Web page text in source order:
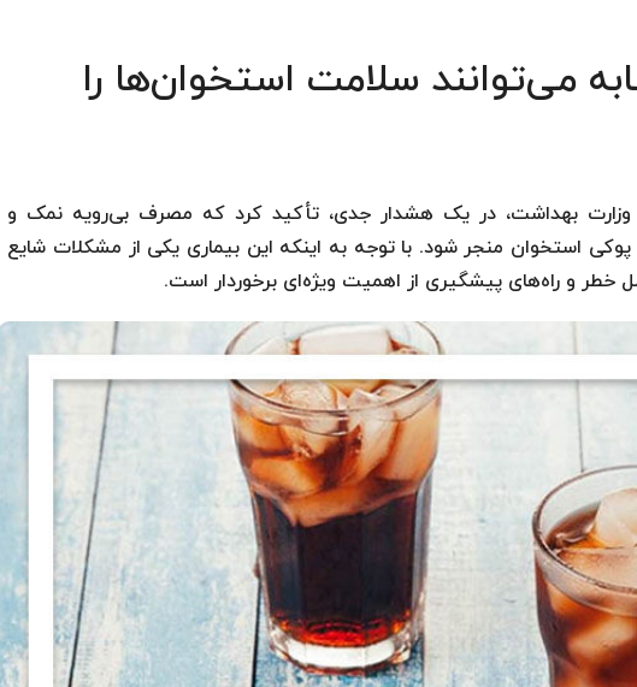
می‌توانند سلامت استخوان‌ها را
وزارت بهداشت، در یک هشدار جدی، تأکید کرد که مصرف بی‌رویه نمک و
پوکی استخوان منجر شود. با توجه به اینکه این بیماری یکی از مشکلات شایع
و راه‌های پیشگیری از اهمیت ویژه‌ای برخوردار است.